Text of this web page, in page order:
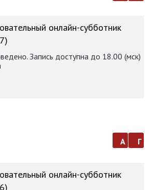
онлайн-субботник
Запись доступна до 18.00 (мск)
а г
онлайн-субботник